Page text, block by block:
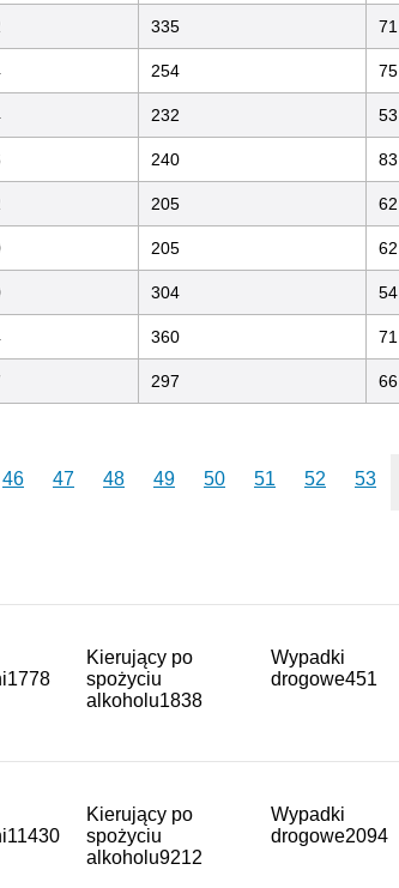
335 71
254 75
232 53
240 83
205 62
205 62
304 54
360 71
297 66
46 47 48 49 50 51 52 53
1778
Kierujący po
spożyciu
alkoholu1838
Wypadki
drogowe451
11430
Kierujący po
spożyciu
alkoholu9212
Wypadki
drogowe2094